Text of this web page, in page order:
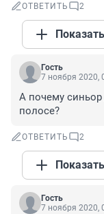
ОТВЕТИТЬ 2
Гость
7 ноября 2020,
А почему синьор
полосе?
ОТВЕТИТЬ 2
Гость
7 ноября 2020,